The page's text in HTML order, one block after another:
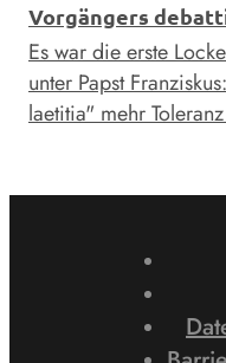
Vorgängers
Es war die erste
unter Papst
laetitia" mehr